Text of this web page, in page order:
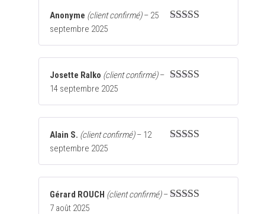
Anonyme (client confirmé) – 25
septembre 2025
Josette Ralko (client confirmé) –
14 septembre 2025
Alain S. (client confirmé) – 12
septembre 2025
Gérard ROUCH (client confirmé) –
7 août 2025